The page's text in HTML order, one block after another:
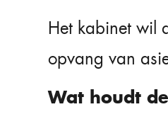
Het kabinet wil
opvang van
Wat houdt